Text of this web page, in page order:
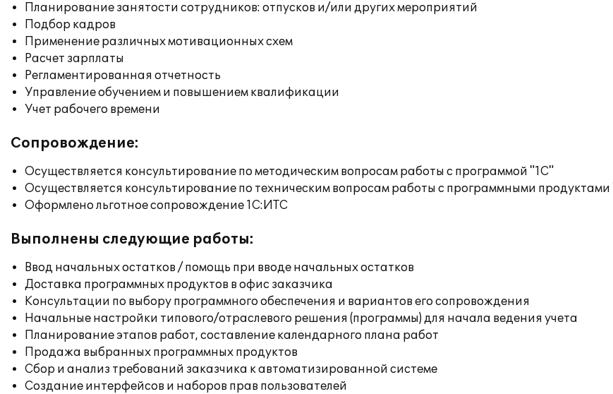
Планирование занятости сотрудников: отпусков и/или других мероприятий
Подбор кадров
Применение различных мотивационных схем
Расчет зарплаты
Регламентированная отчетность
Управление обучением и повышением квалификации
Учет рабочего времени
Сопровождение:
Осуществляется консультирование по методическим вопросам работы с программой "1С"
Осуществляется консультирование по техническим вопросам работы с программными продуктами
Оформлено льготное сопровождение 1С:ИТС
Выполнены следующие работы:
Ввод начальных остатков / помощь при вводе начальных остатков
Доставка программных продуктов в офис заказчика
Консультации по выбору программного обеспечения и вариантов его сопровождения
Начальные настройки типового/отраслевого решения (программы) для начала ведения учета
Планирование этапов работ, составление календарного плана работ
Продажа выбранных программных продуктов
Сбор и анализ требований заказчика к автоматизированной системе
Создание интерфейсов и наборов прав пользователей